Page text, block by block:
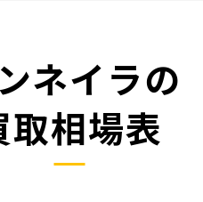
ネイラの
取相場表